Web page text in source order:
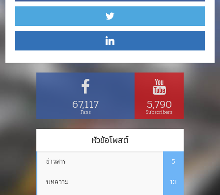
67,117
Fans 5,790
Subscribers
หัวข้อโพสต์
ข่าวสาร
5
บทความ
13